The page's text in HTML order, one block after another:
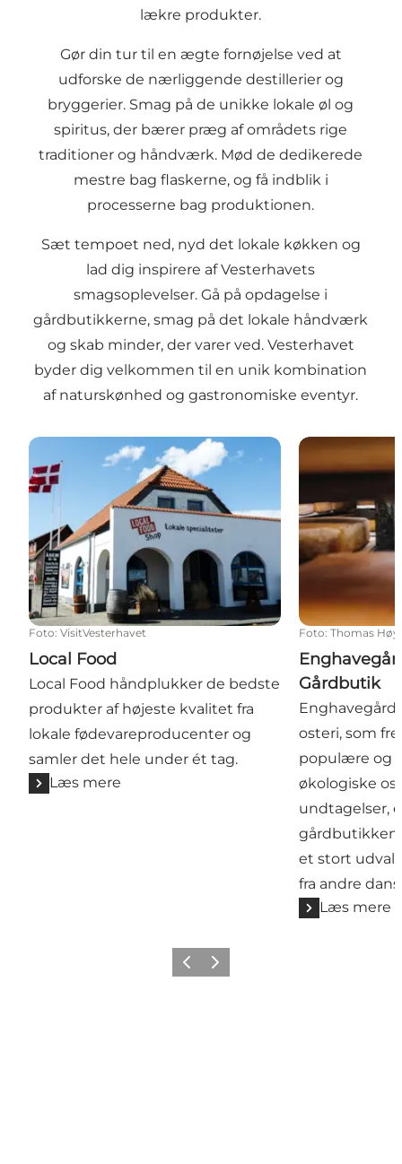
lækre produkter.
Gør din tur til en ægte fornøjelse ved at
udforske de nærliggende destillerier og
bryggerier. Smag på de unikke lokale øl og
spiritus, der bærer præg af områdets rige
traditioner og håndværk. Mød de dedikerede
mestre bag flaskerne, og få indblik i
processerne bag produktionen.
Sæt tempoet ned, nyd det lokale køkken og
lad dig inspirere af Vesterhavets
smagsoplevelser. Gå på opdagelse i
gårdbutikkerne, smag på det lokale håndværk
og skab minder, der varer ved. Vesterhavet
byder dig velkommen til en unik kombination
af naturskønhed og gastronomiske eventyr.
Local Food
Foto: VisitVesterhavet
Local Food
Local Food håndplukker de bedste
produkter af højeste kvalitet fra
lokale fødevareproducenter og
samler det hele under ét tag.
Læs mere
Enghavegård
Foto: Thomas
Gårdbutik
Enghavegård
osteri, som
populære og
økologiske
undtagelser,
gårdbutikken
et stort
fra andre
Læs mere
ForrigeNæste